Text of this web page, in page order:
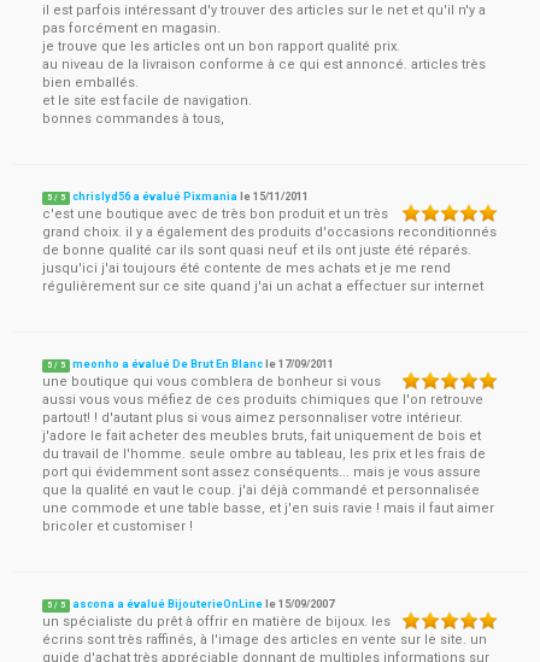
il est parfois intéressant d'y trouver des articles sur le net et qu'il n'y a
pas forcément en magasin.
je trouve que les articles ont un bon rapport qualité prix.
au niveau de la livraison conforme à ce qui est annoncé. articles très
bien emballés.
et le site est facile de navigation.
bonnes commandes à tous,
5 / 5 chrislyd56 a évalué Pixmania le15/11/2011
c'est une boutique avec de très bon produit et un très
grand choix. il y a également des produits d'occasions reconditionnés
de bonne qualité car ils sont quasi neuf et ils ont juste été réparés.
jusqu'ici j'ai toujours été contente de mes achats et je me rend
régulièrement sur ce site quand j'ai un achat a effectuer sur internet
5 / 5 meonho a évalué De Brut En Blanc le17/09/2011
une boutique qui vous comblera de bonheur si vous
aussi vous vous méfiez de ces produits chimiques que l'on retrouve
partout! ! d'autant plus si vous aimez personnaliser votre intérieur.
j'adore le fait acheter des meubles bruts, fait uniquement de bois et
du travail de l'homme. seule ombre au tableau, les prix et les frais de
port qui évidemment sont assez conséquents... mais je vous assure
que la qualité en vaut le coup. j'ai déjà commandé et personnalisée
une commode et une table basse, et j'en suis ravie ! mais il faut aimer
bricoler et customiser !
5 / 5 ascona a évalué BijouterieOnLine le15/09/2007
un spécialiste du prêt à offrir en matière de bijoux. les
écrins sont très raffinés, à l'image des articles en vente sur le site. un
guide d'achat très appréciable donnant de multiples informations sur